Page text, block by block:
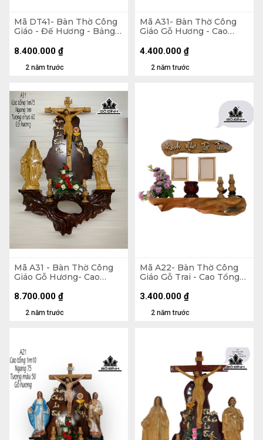
Mã DT41- Bàn Thờ Công
Giáo - Đế Hương - Bảng
Căm Xe - Cao Tổng 165
Ngang 100 Tượng Màu
2 năm trước
8.400.000 ₫
Mã A31- Bàn Thờ Công
Giáo Gỗ Hương - Cao
Tổng 90 Ngang 90 (cm)
2 năm trước
4.400.000 ₫
Mã A31 - Bàn Thờ Công
Giáo Gỗ Hương- Cao
Tượng Nhựa 60 (cm)
2 năm trước
8.700.000 ₫
Mã A22- Bàn Thờ Công
Giáo Gỗ Trai - Cao Tổng
2 năm trước
3.400.000 ₫